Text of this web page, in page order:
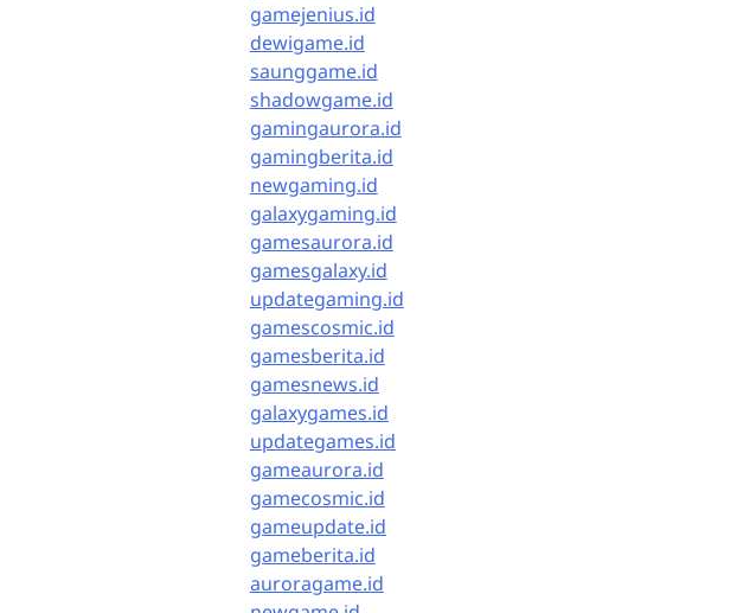
gamejenius.id
dewigame.id
saunggame.id
shadowgame.id
gamingaurora.id
gamingberita.id
newgaming.id
galaxygaming.id
gamesaurora.id
gamesgalaxy.id
updategaming.id
gamescosmic.id
gamesberita.id
gamesnews.id
galaxygames.id
updategames.id
gameaurora.id
gamecosmic.id
gameupdate.id
gameberita.id
auroragame.id